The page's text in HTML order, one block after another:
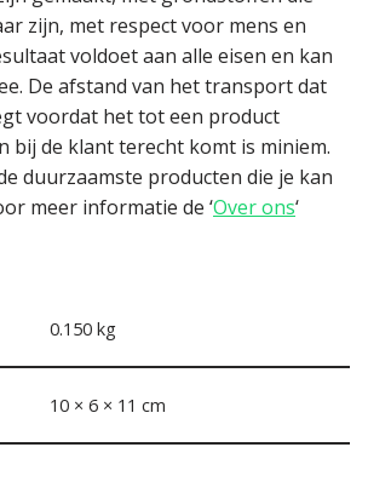
zijn, met respect voor mens en
voldoet aan alle eisen en kan
De afstand van het transport dat
voordat het tot een product
bij de klant terecht komt is miniem.
duurzaamste producten die je kan
meer informatie de ‘Over ons‘
0.150 kg
10 × 6 × 11 cm